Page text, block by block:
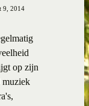
9, 2014
op zijn
muziek